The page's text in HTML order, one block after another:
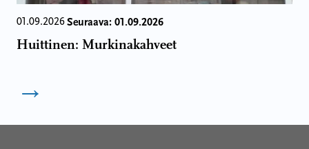
01.09.2026Seuraava: 01.09.2026
Huittinen: Murkinakahveet
→